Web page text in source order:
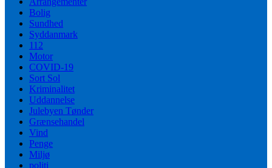
Bolig
Sundhed
Syddanmark
112
Motor
COVID-19
Sort Sol
Kriminalitet
Uddannelse
Julebyen Tønder
Grænsehandel
Vind
Penge
Miljø
politi